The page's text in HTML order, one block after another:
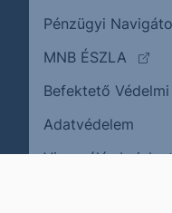
Pénzügyi
MNB ÉSZLA
Befektető
Adatvédelem
Visszaélés